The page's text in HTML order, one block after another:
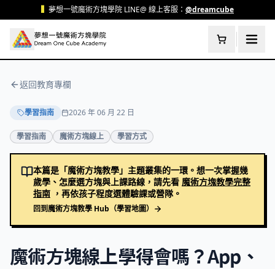
跳至主要內容夢想一號魔術方塊學院 LINE@ 線上客服： @dreamcube
返回教育專欄
學習指南 2026 年 06 月 22 日
學習指南 魔術方塊線上 學習方式
本篇是「魔術方塊教學」主題叢集的一環。想一次掌握幾
歲學、怎麼選方塊與上課路線，請先看 魔術方塊教學完整
指南 ，再依孩子程度選體驗課或營隊。
回到魔術方塊教學 Hub（學習地圖）
魔術方塊線上學得會嗎？App、